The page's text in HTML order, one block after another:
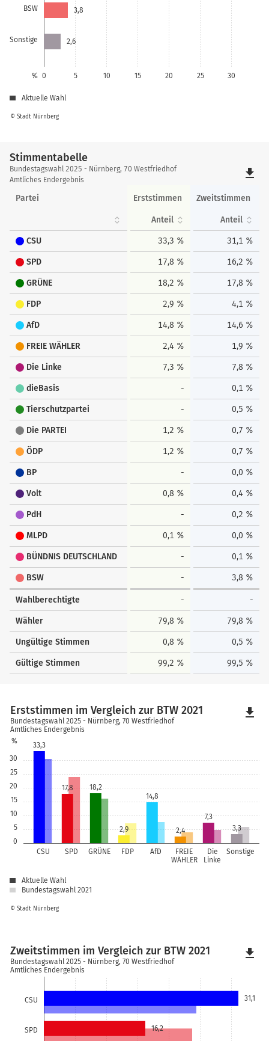
BSW
Sonstige
0 5 10 15 20 25 30
%
3,8
2,6
© Stadt Nürnberg
Aktuelle Wahl
Stimmentabelle
Stimmentabelle
Bundestagswahl 2025 - Nürnberg, 70 Westfriedhof
Amtliches Endergebnis
file_download
Partei Erststimmen Zweitstimmen
Anteil Anteil
CSU 33,3 % 31,1 %
SPD 17,8 % 16,2 %
GRÜNE 18,2 % 17,8 %
FDP 2,9 % 4,1 %
AfD 14,8 % 14,6 %
FREIE WÄHLER 2,4 % 1,9 %
Die Linke 7,3 % 7,8 %
dieBasis - 0,1 %
Tierschutzpartei - 0,5 %
Die PARTEI 1,2 % 0,7 %
ÖDP 1,2 % 0,7 %
BP - 0,0 %
Volt 0,8 % 0,4 %
PdH - 0,2 %
MLPD 0,1 % 0,0 %
BÜNDNIS DEUTSCHLAND - 0,1 %
BSW - 3,8 %
Wahlberechtigte - -
Wähler 79,8 % 79,8 %
Ungültige Stimmen 0,8 % 0,5 %
Gültige Stimmen 99,2 % 99,5 %
0
5
10
15
20
25
30
%
CSU SPD GRÜNE FDP AfD
FREIE
WÄHLER
Die
Linke
Sonstige
33,3
17,8 18,2
2,9
14,8
2,4
7,3
3,3
© Stadt Nürnberg
Erststimmen im Vergleich zur BTW 2021
Bundestagswahl 2025 - Nürnberg, 70 Westfriedhof
Amtliches Endergebnis
Aktuelle Wahl
Bundestagswahl 2021
file_download
CSU
SPD
31,1
16,2
Zweitstimmen im Vergleich zur BTW 2021
Bundestagswahl 2025 - Nürnberg, 70 Westfriedhof
Amtliches Endergebnis
file_download